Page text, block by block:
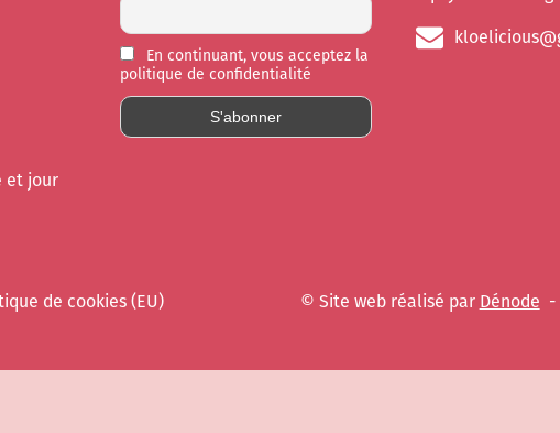
et jour
En continuant, vous acceptez la
politique de confidentialité
de cookies (EU) © Site web réalisé par Dénode -